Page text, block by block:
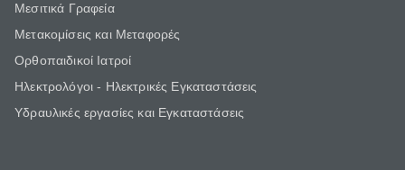
Μεσιτικά Γραφεία
Μετακομίσεις και Μεταφορές
Ορθοπαιδικοί Ιατροί
Ηλεκτρολόγοι - Ηλεκτρικές Εγκαταστάσεις
Υδραυλικές εργασίες και Εγκαταστάσεις